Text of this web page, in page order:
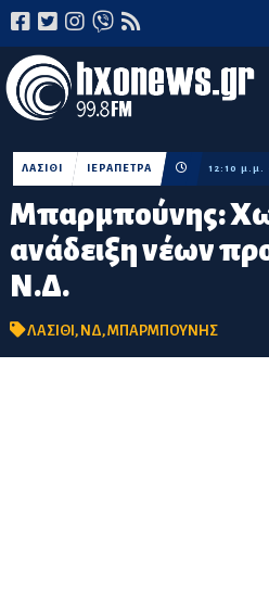
Μπαρμπούνης:
ανάδειξη νέων
Ν.Δ.
ΛΑΣΙΘΙ ΙΕΡΑΠΕΤΡΑ 12:10 μ.μ.
ΛΑΣΙΘΙ, ΝΔ,ΜΠΑΡΜΠΟΥΝΗΣ